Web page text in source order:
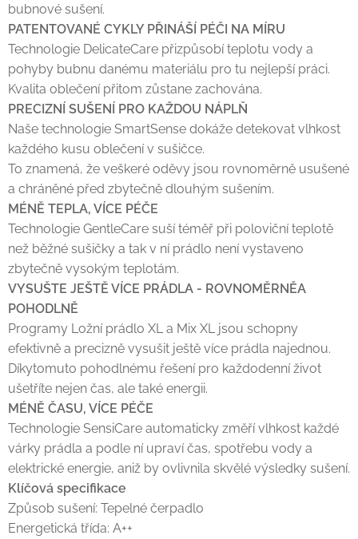
bubnové sušení.
PATENTOVANÉ CYKLY PŘINÁŠÍ PÉČI NA MÍRU
Technologie DelicateCare přizpůsobí teplotu vody a
pohyby bubnu danému materiálu pro tu nejlepší práci.
Kvalita oblečení přitom zůstane zachována.
PRECIZNÍ SUŠENÍ PRO KAŽDOU NÁPLŇ
Naše technologie SmartSense dokáže detekovat vlhkost
každého kusu oblečení v sušičce.
To znamená, že veškeré oděvy jsou rovnoměrně usušené
a chráněné před zbytečně dlouhým sušením.
MÉNĚ TEPLA, VÍCE PÉČE
Technologie GentleCare suší téměř při poloviční teplotě
než běžné sušičky a tak v ní prádlo není vystaveno
zbytečně vysokým teplotám.
VYSUŠTE JEŠTĚ VÍCE PRÁDLA - ROVNOMĚRNĚA
POHODLNĚ
Programy Ložní prádlo XL a Mix XL jsou schopny
efektivně a precizně vysušit ještě více prádla najednou.
Díkytomuto pohodlnému řešení pro každodenní život
ušetříte nejen čas, ale také energii.
MÉNĚ ČASU, VÍCE PÉČE
Technologie SensiCare automaticky změří vlhkost každé
várky prádla a podle ní upraví čas, spotřebu vody a
elektrické energie, aniž by ovlivnila skvělé výsledky sušení.
Klíčová specifikace
Způsob sušení: Tepelné čerpadlo
Energetická třída: A++